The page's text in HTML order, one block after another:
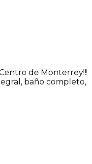
de Monterrey!!!
baño completo,